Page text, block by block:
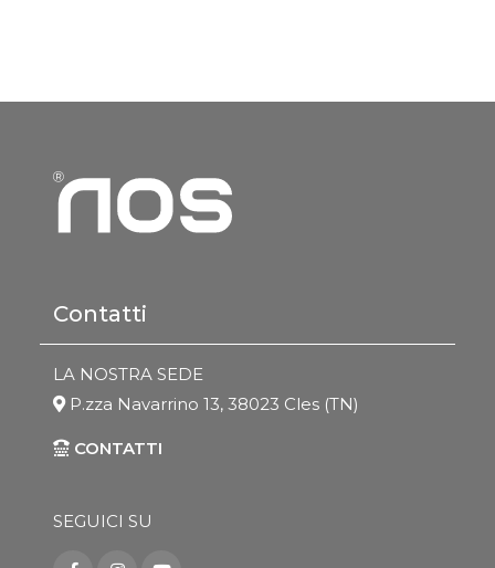
Contatti
LA NOSTRA SEDE
P.zza Navarrino 13, 38023 Cles (TN)
CONTATTI
SEGUICI SU